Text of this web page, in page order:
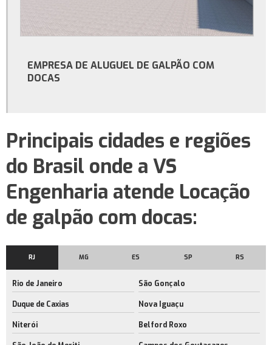
Serviço de construção de galpão comercial no rj
Construtora de galpão comercial
Locação de galpão de armazenamento no rj
Galpão logístico
Galpão logístico para alugar
Galpão logístico rio de janeiro
Locação de barracão
Aluguel de barracão com docas
Empresa de aluguel de barracão com docas
Aluguel de barracão com docas no rio de janeiro
Aluguel de barracão rj
EMPRESA DE ALUGUEL DE GALPÃO COM
DOCAS
Principais cidades e regiões
do Brasil onde a VS
Engenharia atende Locação
de galpão com docas:
RJ MG ES SP RS
Rio de Janeiro São Gonçalo
Duque de Caxias Nova Iguaçu
Niterói Belford Roxo